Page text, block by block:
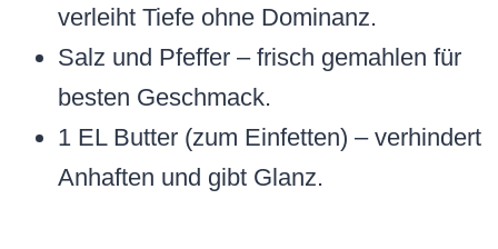
verleiht Tiefe ohne Dominanz.
Salz und Pfeffer – frisch gemahlen für
besten Geschmack.
1 EL Butter (zum Einfetten) – verhindert
Anhaften und gibt Glanz.